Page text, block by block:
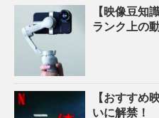
【映像豆知
ランク上の
【おすすめ
いに解禁！